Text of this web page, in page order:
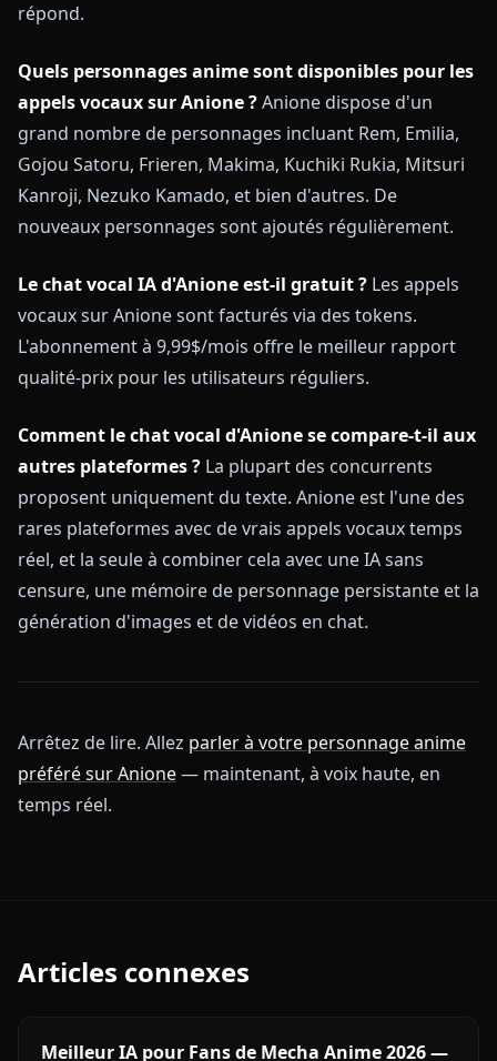
répond.
Quels personnages anime sont disponibles pour les
appels vocaux sur Anione ?Anione dispose d'un
grand nombre de personnages incluant Rem, Emilia,
Gojou Satoru, Frieren, Makima, Kuchiki Rukia, Mitsuri
Kanroji, Nezuko Kamado, et bien d'autres. De
nouveaux personnages sont ajoutés régulièrement.
Le chat vocal IA d'Anione est-il gratuit ? Les appels
vocaux sur Anione sont facturés via des tokens.
L'abonnement à 9,99$/mois offre le meilleur rapport
qualité-prix pour les utilisateurs réguliers.
Comment le chat vocal d'Anione se compare-t-il aux
autres plateformes ? La plupart des concurrents
proposent uniquement du texte. Anione est l'une des
rares plateformes avec de vrais appels vocaux temps
réel, et la seule à combiner cela avec une IA sans
censure, une mémoire de personnage persistante et la
génération d'images et de vidéos en chat.
Arrêtez de lire. Allez parler à votre personnage anime
préféré sur Anione— maintenant, à voix haute, en
temps réel.
Articles connexes
Meilleur IA pour Fans de Mecha Anime 2026 —